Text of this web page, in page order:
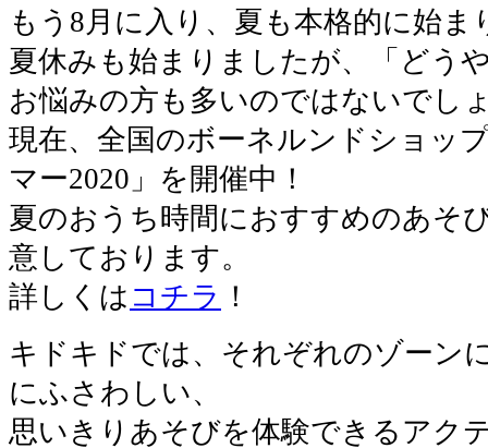
もう8月に入り、夏も本格的に始ま
夏休みも始まりましたが、「どう
お悩みの方も多いのではないでし
現在、全国のボーネルンドショッ
マー2020」を開催中！
夏のおうち時間におすすめのあそ
意しております。
詳しくは コチラ ！
キドキドでは、それぞれのゾーン
にふさわしい、
思いきりあそびを体験できるアク